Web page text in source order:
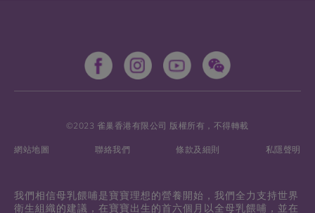
©2023 雀巢香港有限公司 版權所有，不得轉載
網站地圖 聯絡我們 條款及細則 私隱聲明
我們相信母乳餵哺是寶寶理想的營養開始，我們全力支持世界
衛生組織的建議，在寶寶出生的首六個月以全母乳餵哺，並在